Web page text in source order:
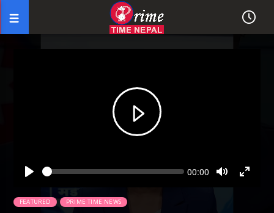
Seek Current
00:00
Mute
FEATURED PRIME TIME NEWS